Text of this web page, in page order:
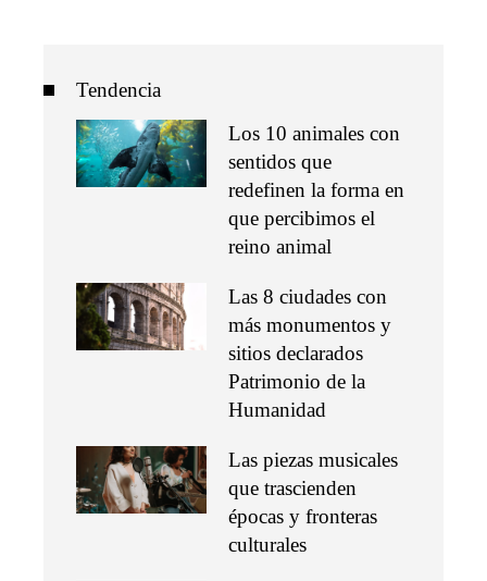
Tendencia
Los 10 animales con
sentidos que
redefinen la forma en
que percibimos el
reino animal
Las 8 ciudades con
más monumentos y
sitios declarados
Patrimonio de la
Humanidad
Las piezas musicales
que trascienden
épocas y fronteras
culturales